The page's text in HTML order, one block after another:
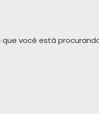
que você está